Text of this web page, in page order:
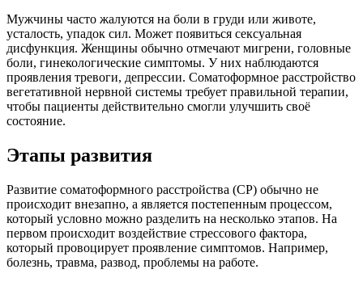
Мужчины часто жалуются на боли в груди или животе,
усталость, упадок сил. Может появиться сексуальная
дисфункция. Женщины обычно отмечают мигрени, головные
боли, гинекологические симптомы. У них наблюдаются
проявления тревоги, депрессии. Соматоформное расстройство
вегетативной нервной системы требует правильной терапии,
чтобы пациенты действительно смогли улучшить своё
состояние.
Этапы развития
Развитие соматоформного расстройства (СР) обычно не
происходит внезапно, а является постепенным процессом,
который условно можно разделить на несколько этапов. На
первом происходит воздействие стрессового фактора,
который провоцирует проявление симптомов. Например,
болезнь, травма, развод, проблемы на работе.